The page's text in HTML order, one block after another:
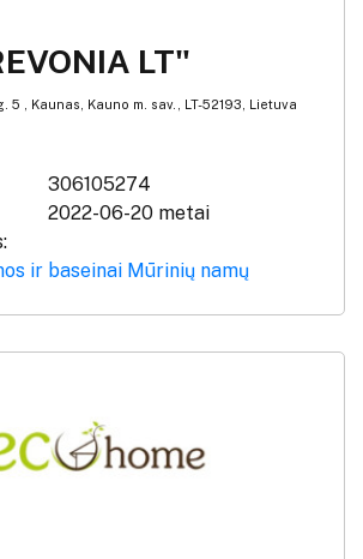
LT"
5 , Kaunas, Kauno m. sav., LT-52193, Lietuva
306105274
2022-06-20 metai
ir baseinai Mūrinių namų